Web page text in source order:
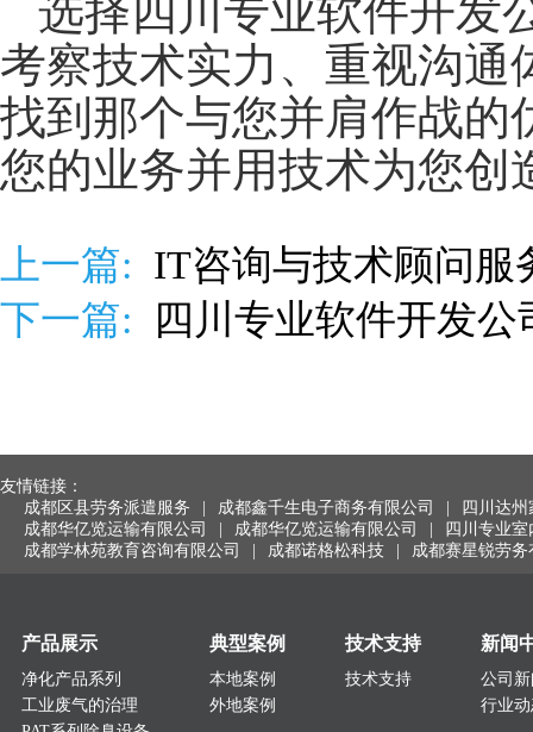
选择四川专业软件开发
考察技术实力、重视沟
找到那个与您并肩作战的
您的业务并用技术为您创
上一篇: IT咨询与技术顾问服
下一篇:
四川专业软件开发
友情链接：
成都区县劳务派遣服务
成都鑫千生电子商务有限公司
四川达
成都华亿览运输有限公司
成都华亿览运输有限公司
四川专业
成都学林苑教育咨询有限公司
成都诺格松科技 成都赛星锐劳务
产品展示
净化产品系列
工业废气的治理
典型案例
本地案例
外地案例
技术支持
技术支持
新闻
公司
行业